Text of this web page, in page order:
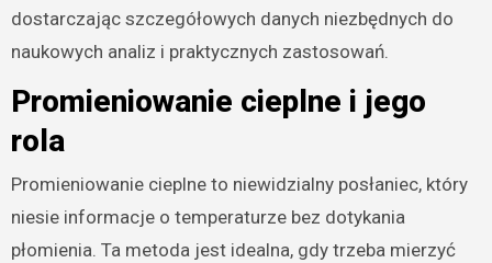
dostarczając szczegółowych danych niezbędnych do
naukowych analiz i praktycznych zastosowań.
Promieniowanie cieplne i jego
rola
Promieniowanie cieplne to niewidzialny posłaniec, który
niesie informacje o temperaturze bez dotykania
płomienia. Ta metoda jest idealna, gdy trzeba mierzyć